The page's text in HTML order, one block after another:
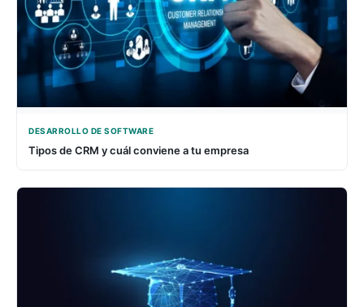
DESARROLLO DE SOFTWARE
Tipos de CRM y cuál conviene a tu empresa